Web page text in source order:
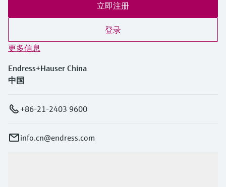
立即注册
登录
更多信息
Endress+Hauser China
中国
+86-21-2403 9600
info.cn@endress.com